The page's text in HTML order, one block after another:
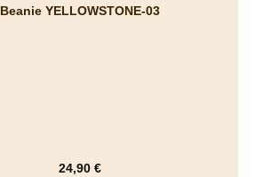
Beanie YELLOWSTONE-03
Regulärer Preis:
24,90 €